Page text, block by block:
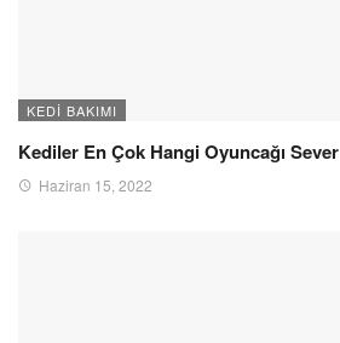
KEDI BAKIMI
Kediler En Çok Hangi Oyuncağı Sever
Haziran 15, 2022